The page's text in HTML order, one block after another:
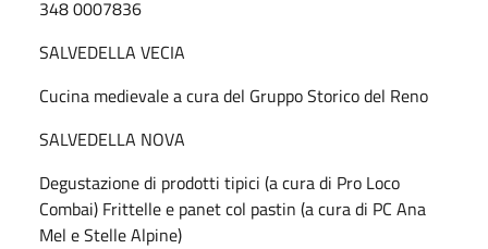
348 0007836
SALVEDELLA VECIA
Cucina medievale a cura del Gruppo Storico del Reno
SALVEDELLA NOVA
Degustazione di prodotti tipici (a cura di Pro Loco
Combai) Frittelle e panet col pastin (a cura di PC Ana
Mel e Stelle Alpine)